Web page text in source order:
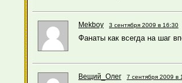
Mekboy 3 сентября 2009 в 16:30
Фанаты как всегда на шаг
Вещий_Олег 7 сентября 2009 в